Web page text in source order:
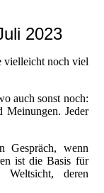
vielleicht noch viel
auch sonst noch:
Meinungen. Jeder
Gespräch, wenn
ist die Basis für
deren